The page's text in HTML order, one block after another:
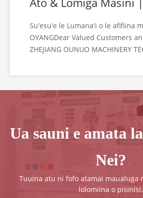
Su'esu'e le Lumana'i o le afifiina
OYANGDear Valued Customers
ZHEJIANG OUNUO MACHINERY
Ua sauni e amata
Nei?
Tuuina atu ni fofo atamai maualuga
lolomiina o pisinisi.